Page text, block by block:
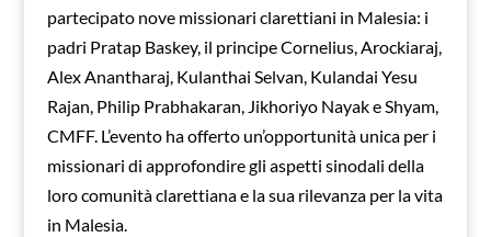
partecipato nove missionari clarettiani in Malesia: i
padri Pratap Baskey, il principe Cornelius, Arockiaraj,
Alex Anantharaj, Kulanthai Selvan, Kulandai Yesu
Rajan, Philip Prabhakaran, Jikhoriyo Nayak e Shyam,
CMFF. L’evento ha offerto un’opportunità unica per i
missionari di approfondire gli aspetti sinodali della
loro comunità clarettiana e la sua rilevanza per la vita
in Malesia.